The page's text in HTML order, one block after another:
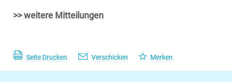
>> weitere Mitteilungen
Seite Drucken Verschicken Merken